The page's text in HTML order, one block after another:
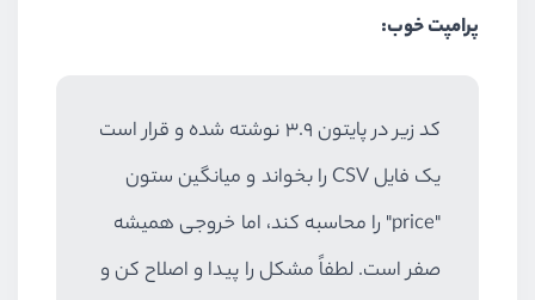
پرامپت خوب:
کد زیر در پایتون ۳.۹ نوشته شده و قرار است
یک فایل CSV را بخواند و میانگین ستون
"price" را محاسبه کند، اما خروجی همیشه
صفر است. لطفاً مشکل را پیدا و اصلاح کن و